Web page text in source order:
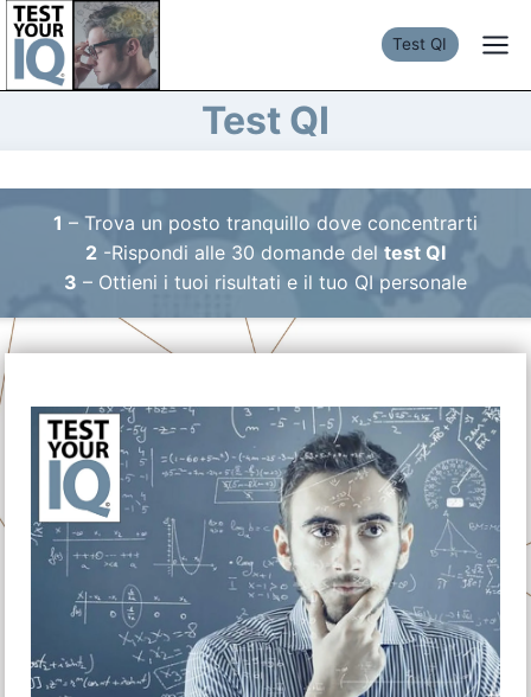
Salta
al
contenuto
Test QI
Test QI
1 – Trova un posto tranquillo dove concentrarti
2 -Rispondi alle 30 domande del test QI
3 – Ottieni i tuoi risultati e il tuo QI personale